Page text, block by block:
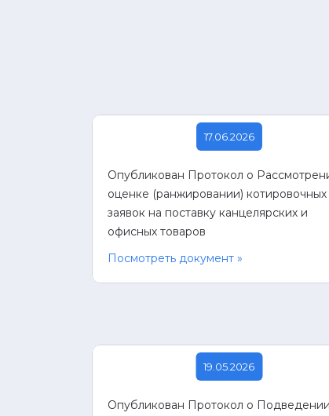
17.06.2026
Опубликован Протокол о
оценке (ранжировании) котировочных
заявок на поставку канцелярских и
офисных товаров
Посмотреть документ »
19.05.2026
Опубликован Протокол о Подведении